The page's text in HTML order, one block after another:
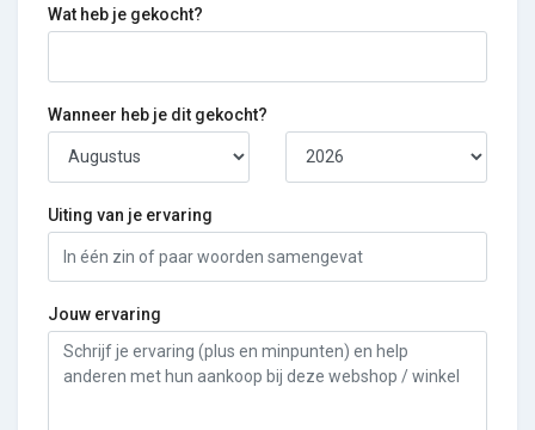
Wat heb je gekocht?
Wanneer heb je dit gekocht?
Uiting van je ervaring
Jouw ervaring